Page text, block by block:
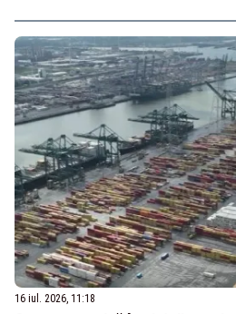
16 iul. 2026, 11:18